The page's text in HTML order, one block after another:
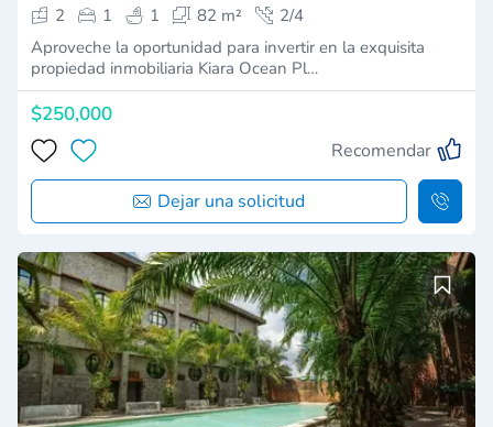
2
1 1 82 m²
2/4
Aproveche la oportunidad para invertir en la exquisita
propiedad inmobiliaria Kiara Ocean Pl…
$250,000
Recomendar
Dejar una solicitud